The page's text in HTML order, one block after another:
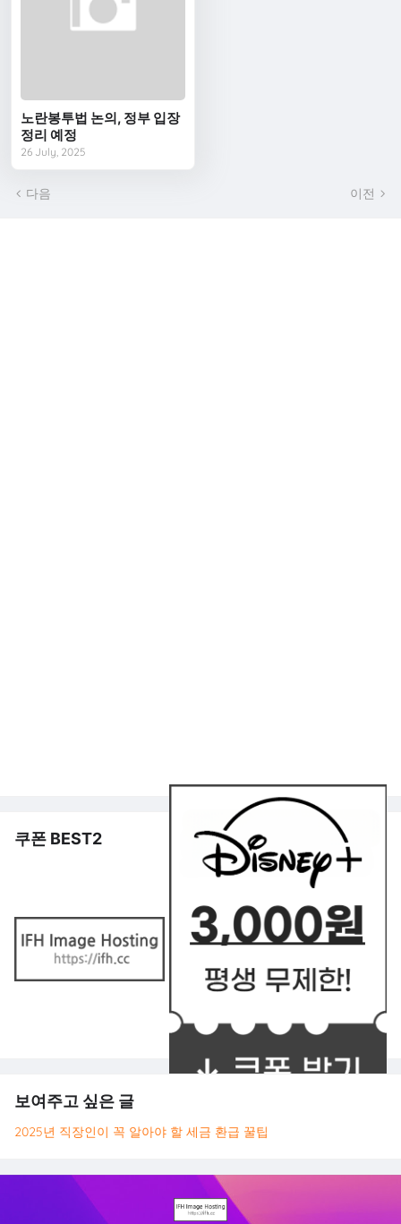
노란봉투법 논의, 정부 입장
정리 예정
26 July, 2025
다음 이전
쿠폰 BEST2
보여주고 싶은 글
2025년 직장인이 꼭 알아야 할 세금 환급 꿀팁